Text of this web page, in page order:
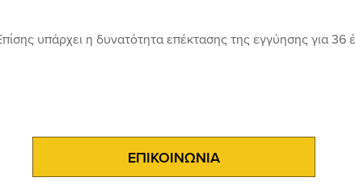
υπάρχει η δυνατότητα επέκτασης της εγγύησης για
ΕΠΙΚΟΙΝΩΝΙΑ